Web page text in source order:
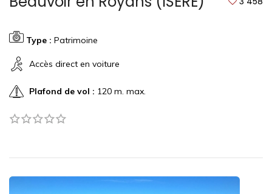
Type : Patrimoine
Accès direct en voiture
Plafond de vol : 120 m. max.